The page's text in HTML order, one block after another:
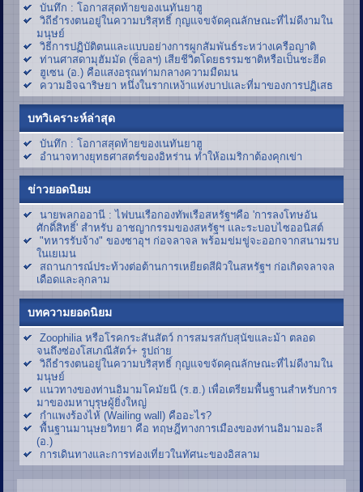
บันทึก : โอกาสสุดท้ายของเนทันยาฮู
วิถีธำรงตนอยู่ในความบริสุทธิ์ กุญแจขจัดคุณลักษณะที่ไม่ดีงามใน
มนุษย์
วิธีการปฏิบัติตนและแบบอย่างการผูกสัมพันธ์ระหว่างเครือญาติ
ท่านศาสดามุฮัมมัด (ซ็อลฯ) เสียชีวิตโดยธรรมชาติหรือเป็นชะฮีด
ฮูเซน (อ.) คือแสงอรุณท่ามกลางความมืดมน
ความอิจฉาริษยา หนึ่งในรากเหง้าแห่งบาปและที่มาของการปฏิเสธ
บทวิเคราะห์ล่าสุด
บันทึก : โอกาสสุดท้ายของเนทันยาฮู
อำนาจทางยุทธศาสตร์ของอิหร่าน ทำให้อเมริกาต้องคุกเข่า
ข่าวยอดนิยม
นายพลกออานี : ไฟบนเรือกองทัพเรือสหรัฐฯคือ 'การลงโทษอัน
ศักดิ์สิทธิ์' สำหรับ อาชญากรรมของสหรัฐฯ และระบอบไซออนิสต์
"ทหารรับจ้าง" ของซาอุฯ ก่อจลาจล พร้อมข่มขู่จะออกจากสนามรบ
ในเยเมน
สถานการณ์ประท้วงต่อต้านการเหยียดสีผิวในสหรัฐฯ ก่อเกิดจลาจล
เดือดและลุกลาม
บทความยอดนิยม
Zoophilia หรือโรคกระสันสัตว์ การสมรสกับสุนัขและม้า ตลอด
จนถึงซ่องโสเภณีสัตว์+ รูปถ่าย
วิถีธำรงตนอยู่ในความบริสุทธิ์ กุญแจขจัดคุณลักษณะที่ไม่ดีงามใน
มนุษย์
แนวทางของท่านอิมามโคมัยนี (ร.ฮ.) เพื่อเตรียมพื้นฐานสำหรับการ
มาของมหาบุรุษผู้ยิ่งใหญ่
กำแพงร้องไห้ (Wailing wall) คืออะไร?
พื้นฐานมานุษยวิทยา คือ ทฤษฎีทางการเมืองของท่านอิมามอะลี
(อ.)
การเดินทางและการท่องเที่ยวในทัศนะของอิสลาม